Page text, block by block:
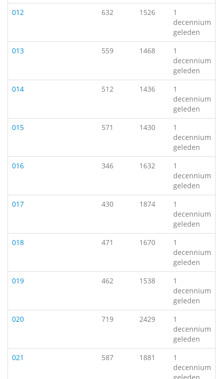
012
632 1526
1
decennium
geleden
013
559 1468
1
decennium
geleden
014
512 1436
1
decennium
geleden
015
571 1430
1
decennium
geleden
016
346 1632
1
decennium
geleden
017
430 1874
1
decennium
geleden
018
471 1670
1
decennium
geleden
019
462 1538
1
decennium
geleden
020
719 2429
1
decennium
geleden
021
587 1881
1
decennium